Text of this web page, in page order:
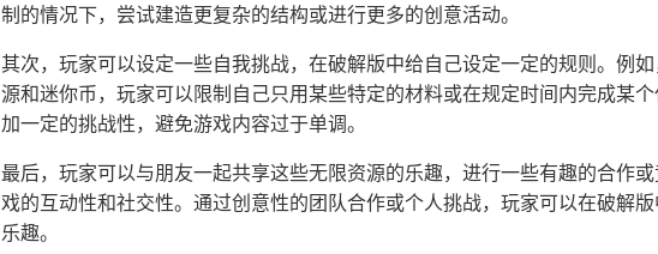
制的情况下，尝试建造更复杂的结构或进行更多的创意活动。
其次，玩家可以设定一些自我挑战，在破解版中给自己设定一定的规则。例
源和迷你币，玩家可以限制自己只用某些特定的材料或在规定时间内完成某
加一定的挑战性，避免游戏内容过于单调。
最后，玩家可以与朋友一起共享这些无限资源的乐趣，进行一些有趣的合作
戏的互动性和社交性。通过创意性的团队合作或个人挑战，玩家可以在破解
乐趣。